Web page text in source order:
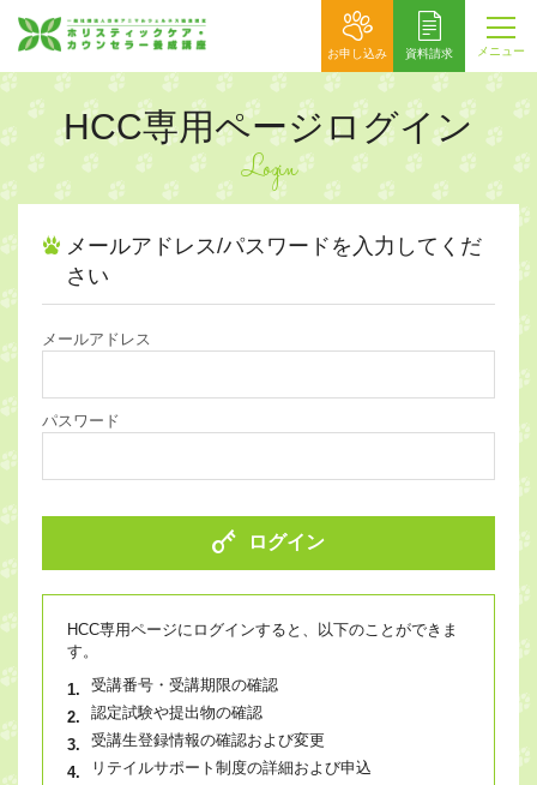
お申し込み 資料請求 メニュー
HCC専用ページログイン
Login
メールアドレス/パスワードを入力してくだ
さい
メールアドレス
パスワード
ログイン
HCC専用ページにログインすると、以下のことができま
す。
受講番号・受講期限の確認
認定試験や提出物の確認
受講生登録情報の確認および変更
リテイルサポート制度の詳細および申込